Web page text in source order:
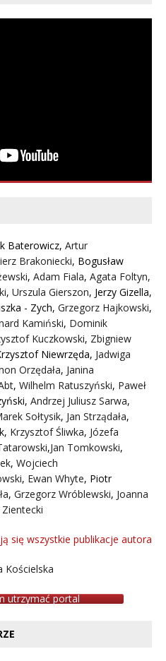
Baterowicz, Artur
Brakoniecki, Bogusław
, Adam Fiala, Agata Foltyn,
, Urszula Gierszon, Jerzy Gizella,
- Zych, Grzegorz Hajkowski,
Kamiński, Dominik
Kuczkowski, Zbigniew
Niewrzęda, Jadwiga
Orzędała, Janina
, Wilhelm Ratuszyński, Paweł
, Andrzej Juliusz Sarwa,
Sołtysik, Jan Strządała,
, Krzysztof Śliwka, Józefa
,Jan Tomkowski,
, Wojciech
, Ewan Whyte, Piotr
, Grzegorz Wróblewski, Joanna
się wszystkie publikacje autora
Kościelska
utrzymać portal